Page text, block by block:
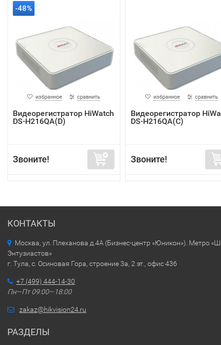
-48%
избранное сравнить
Видеорегистратор HiWatch
DS-H216QA(D)
Звоните!
избранное сравнить
Видеорегистратор
DS-H216QA(C)
Звоните!
КОНТАКТЫ
Москва, ул. Плеханова д.4А (Бизнес-центр «Юникон»). Метро
Энтузиастов»
г. Тула, с. Осиновая Гора, строение 3а, 2 эт., офис 436
+7 (499) 444-14-30
Пн—Пт 09:00—18:00
zakaz@hikvision24.ru
РАЗДЕЛЫ